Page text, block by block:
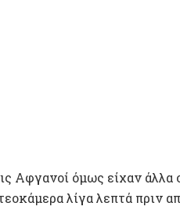
Αφγανοί όμως είχαν
λίγα λεπτά πριν